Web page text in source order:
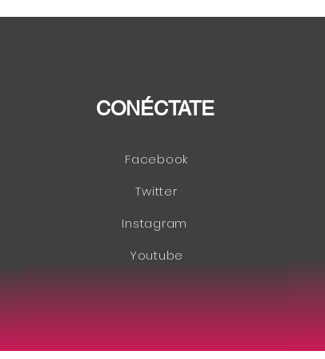
construir concertación
CONÉCTATE
Facebook
Twitter
Instagram
Youtube